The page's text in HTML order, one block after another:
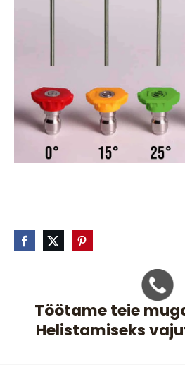
Töötame teie
Helistamiseks